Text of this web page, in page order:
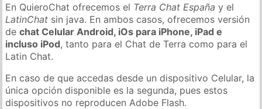
En QuieroChat ofrecemos el Terra Chat España y el
LatinChat sin java. En ambos casos, ofrecemos versión
dechat Celular Android, iOs para iPhone, iPad e
incluso iPod, tanto para el Chat de Terra como para el
Latin Chat.
En caso de que accedas desde un dispositivo Celular, la
única opción disponible es la segunda, pues estos
dispositivos no reproducen Adobe Flash.